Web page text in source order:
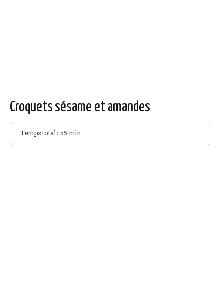
Croquets sésame et amandes
Temps total : 55 min